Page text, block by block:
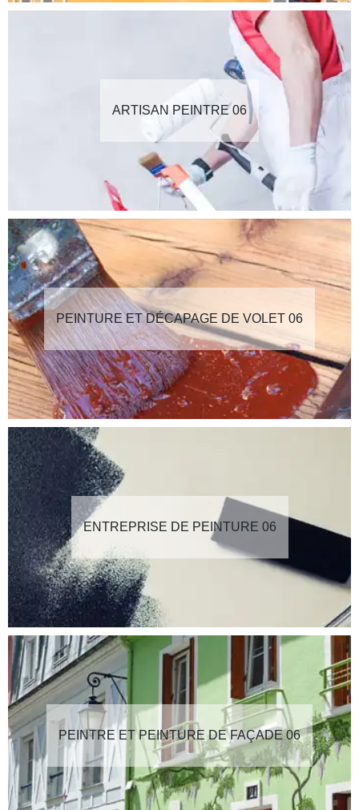
ARTISAN PEINTRE 06
PEINTURE ET DÉCAPAGE DE VOLET 06
ENTREPRISE DE PEINTURE 06
PEINTRE ET PEINTURE DE FAÇADE 06